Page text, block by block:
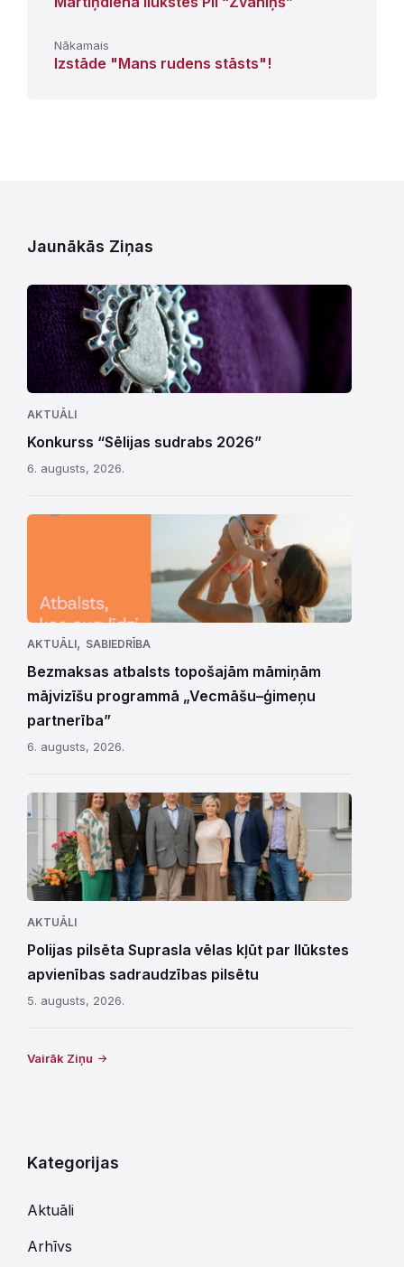
Nākamais
Izstāde "Mans rudens stāsts"!
Jaunākās Ziņas
AKTUĀLI
Konkurss “Sēlijas sudrabs 2026”
6. augusts, 2026.
AKTUĀLI, SABIEDRĪBA
Bezmaksas atbalsts topošajām māmiņām
mājvizīšu programmā „Vecmāšu–ģimeņu
partnerība”
6. augusts, 2026.
AKTUĀLI
Polijas pilsēta Suprasla vēlas kļūt par Ilūkstes
apvienības sadraudzības pilsētu
5. augusts, 2026.
Vairāk Ziņu
Kategorijas
Aktuāli
Arhīvs